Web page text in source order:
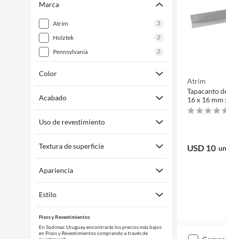
Marca
atrim
5
holztek
2
pennsylvania
2
Color
Acabado
Uso de revestimiento
Textura de superficie
Apariencia
Estilo
Pisos y Revestimientos
En Sodimac Uruguay encontrarás los precios más bajos
en Pisos y Revestimientos comprando a través de
Atrim
Tapacanto
16 x 16 mm
USD 10